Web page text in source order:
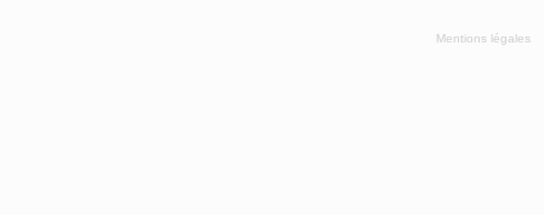
Mentions légales